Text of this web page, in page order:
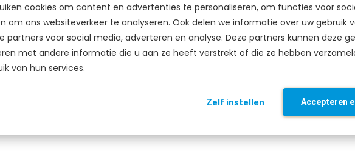
cookies om content en advertenties te personaliseren, om functies voor
om ons websiteverkeer te analyseren. Ook delen we informatie over uw gebruik
partners voor social media, adverteren en analyse. Deze partners kunnen deze
met andere informatie die u aan ze heeft verstrekt of die ze hebben
van hun services.
Zelf instellen Accepteren
Alpina Group zoekt in een partner. ‘Uiteindelijk wil je continuïteit
op één, en om ze op één te zetten heb je goede producten
jaar nog steeds staat. In de verzekeringswereld zijn partijen